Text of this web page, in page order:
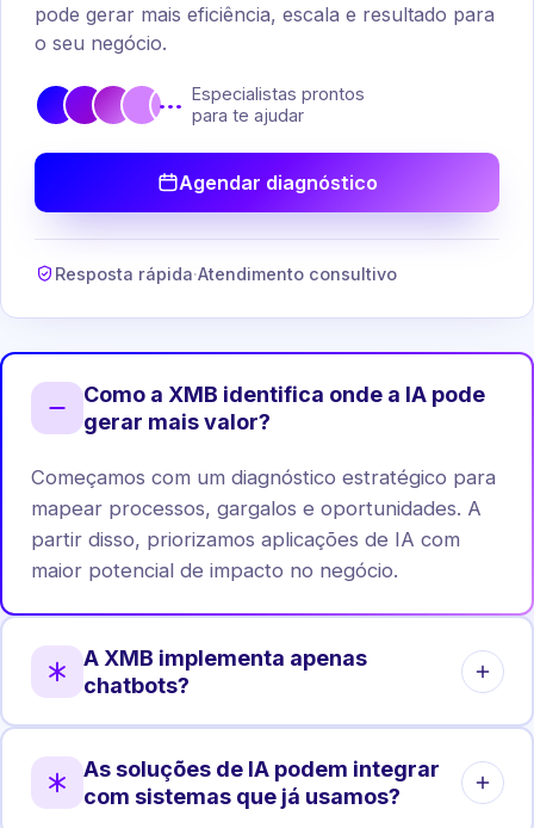
pode gerar mais eficiência, escala e resultado para
o seu negócio.
•••
Especialistas prontos
para te ajudar
Agendar diagnóstico
Resposta rápida·Atendimento consultivo
Como a XMB identifica onde a IA pode
gerar mais valor?
Começamos com um diagnóstico estratégico para
mapear processos, gargalos e oportunidades. A
partir disso, priorizamos aplicações de IA com
maior potencial de impacto no negócio.
A XMB implementa apenas
chatbots?
Atuamos em automação de processos, análise de
dados, agentes internos, integrações e
As soluções de IA podem integrar
com sistemas que já usamos?